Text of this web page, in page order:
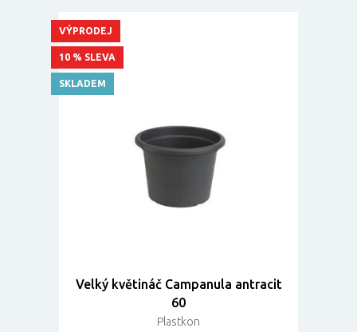
Velký květináč Campanula antracit
60
Plastkon
VÝPRODEJ
10 % SLEVA
SKLADEM